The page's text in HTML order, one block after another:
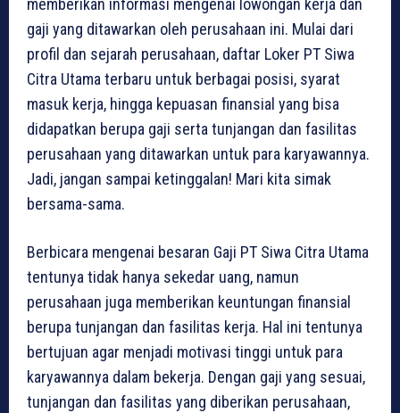
memberikan informasi mengenai lowongan kerja dan
gaji yang ditawarkan oleh perusahaan ini. Mulai dari
profil dan sejarah perusahaan, daftar Loker PT Siwa
Citra Utama terbaru untuk berbagai posisi, syarat
masuk kerja, hingga kepuasan finansial yang bisa
didapatkan berupa gaji serta tunjangan dan fasilitas
perusahaan yang ditawarkan untuk para karyawannya.
Jadi, jangan sampai ketinggalan! Mari kita simak
bersama-sama.
Berbicara mengenai besaran Gaji PT Siwa Citra Utama
tentunya tidak hanya sekedar uang, namun
perusahaan juga memberikan keuntungan finansial
berupa tunjangan dan fasilitas kerja. Hal ini tentunya
bertujuan agar menjadi motivasi tinggi untuk para
karyawannya dalam bekerja. Dengan gaji yang sesuai,
tunjangan dan fasilitas yang diberikan perusahaan,